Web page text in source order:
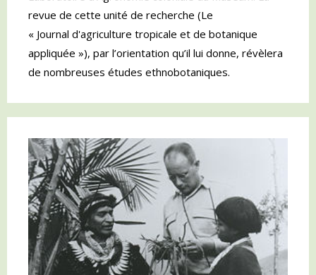
revue de cette unité de recherche (Le
« Journal d'agriculture tropicale et de botanique
appliquée »), par l’orientation qu’il lui donne, révèlera
de nombreuses études ethnobotaniques.